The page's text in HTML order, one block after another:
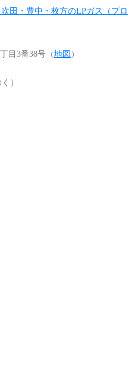
田・豊中・枚方のLPガス（プロ
目3番38号（地図 ）
）